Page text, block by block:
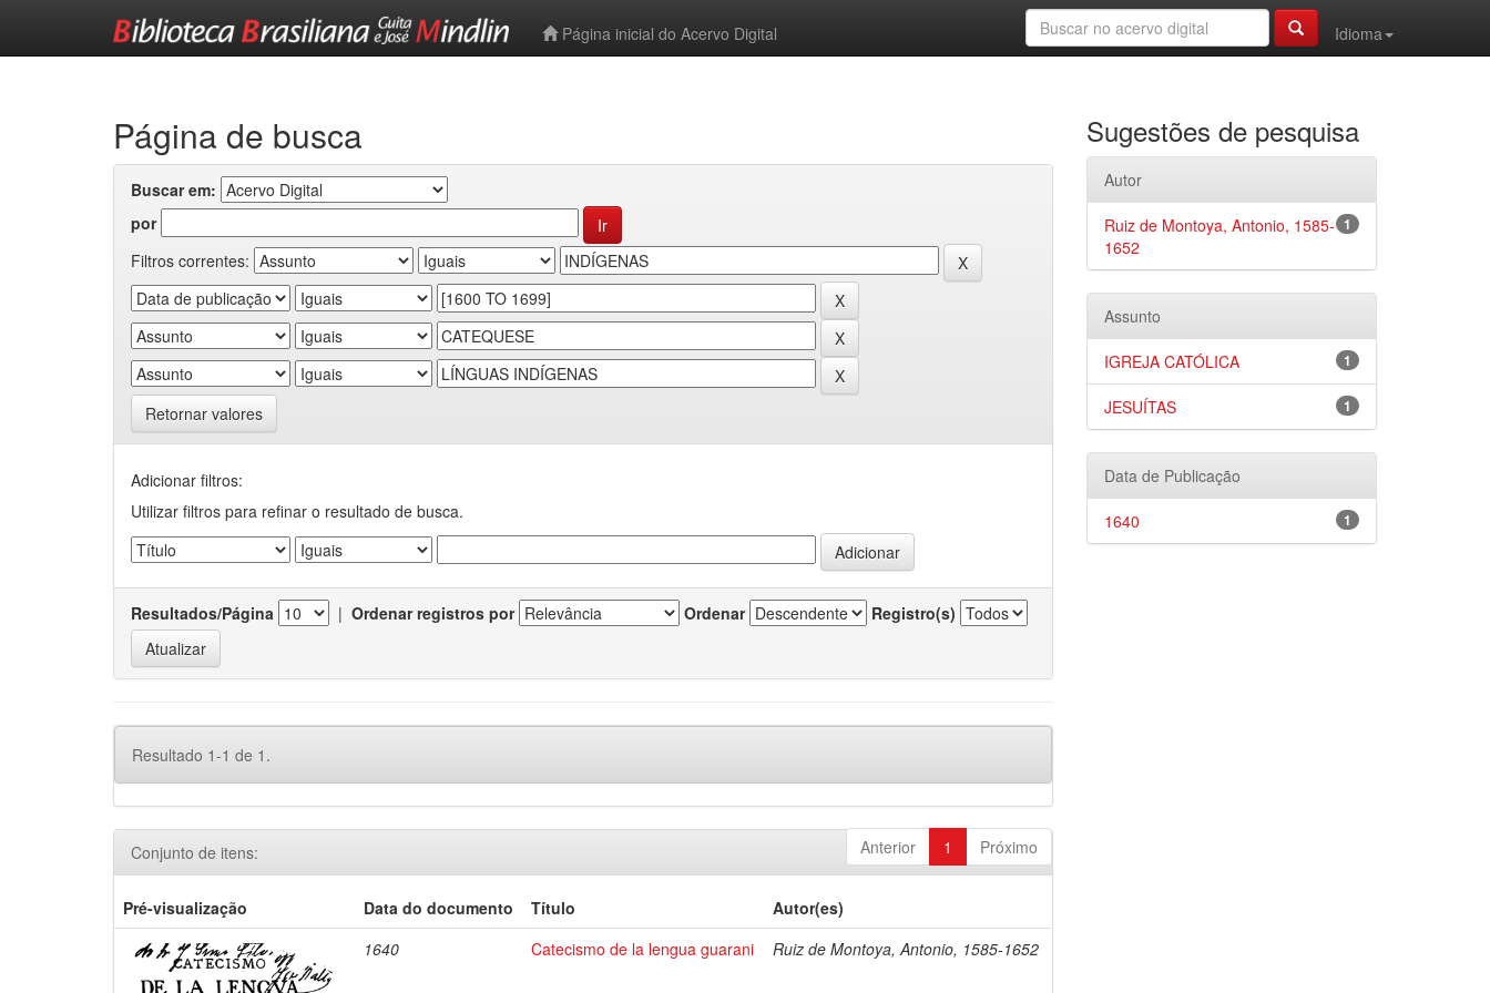
Página inicial do Acervo Digital
Idioma
Página de busca
Buscar em:
por
Filtros correntes:
Retornar valores
Adicionar filtros:
Utilizar filtros para refinar o resultado de busca.
Resultados/Página | Ordenar registros por Ordenar Registro(s)
Resultado 1-1 de 1.
Anterior 1 Próximo
Conjunto de itens:
Pré-visualização Data do documento Título
Autor(es)
1640
Catecismo de la lengua guarani Ruiz de Montoya, Antonio, 1585-1652
Sugestões de pesquisa
Autor
1
Ruiz de Montoya, Antonio, 1585-
1652
Assunto
1
IGREJA CATÓLICA
1
JESUÍTAS
Data de Publicação
1
1640